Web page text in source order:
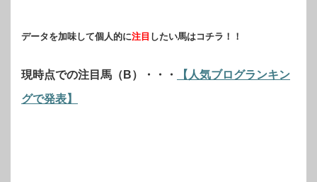
データを加味して個人的に注目 したい馬はコチラ！！
現時点での注目馬（B）・・・
【人気ブログランキン
グで発表】